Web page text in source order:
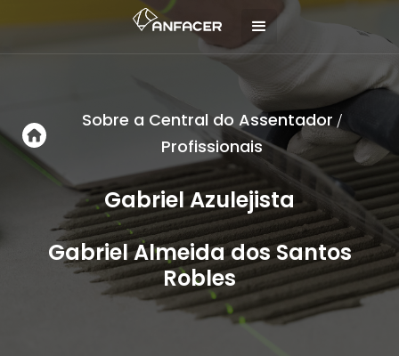
Sobre a Central do Assentador /
Profissionais
Gabriel Azulejista
Gabriel Almeida dos Santos
Robles